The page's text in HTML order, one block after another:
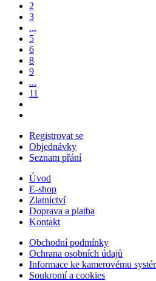
2
3
...
5
6
8
9
...
11
Registrovat se
Objednávky
Seznam přání
Úvod
E-shop
Zlatnictví
Doprava a platba
Kontakt
Obchodní podmínky
Ochrana osobních údajů
Informace ke kamerovému
Soukromí a cookies